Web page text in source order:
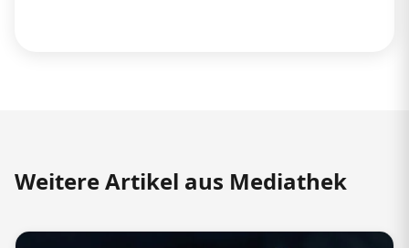
Weitere Artikel aus Mediathek